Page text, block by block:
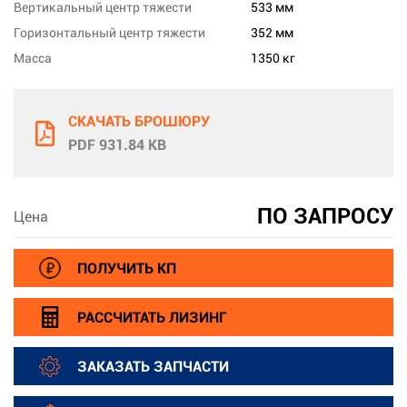
Вертикальный центр тяжести
533 мм
Горизонтальный центр тяжести
352 мм
Масса
1350 кг
СКАЧАТЬ БРОШЮРУ
PDF 931.84 KB
Цена ПО ЗАПРОСУ
ПОЛУЧИТЬ КП
РАССЧИТАТЬ ЛИЗИНГ
ЗАКАЗАТЬ ЗАПЧАСТИ